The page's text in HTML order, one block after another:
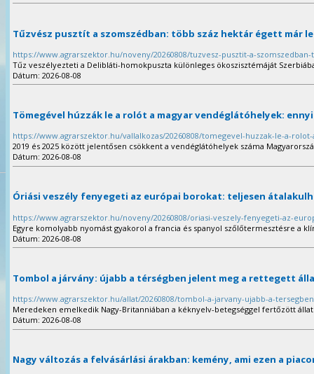
Tűzvész pusztít a szomszédban: több száz hektár égett már le
https://www.agrarszektor.hu/noveny/20260808/tuzvesz-pusztit-a-
Tűz veszélyezteti a Delibláti-homokpuszta különleges ökoszisztémáját
Dátum: 2026-08-08
Tömegével húzzák le a rolót a magyar vendéglátóhelyek:
https://www.agrarszektor.hu/vallalkozas/20260808/tomegevel-huzzak-le-a-
2019 és 2025 között jelentősen csökkent a vendéglátóhelyek száma
Dátum: 2026-08-08
Óriási veszély fenyegeti az európai borokat: teljesen
https://www.agrarszektor.hu/noveny/20260808/oriasi-veszely-fenyegeti-az-
Egyre komolyabb nyomást gyakorol a francia és spanyol szőlőtermesztésre a
Dátum: 2026-08-08
Tombol a járvány: újabb a térségben jelent meg a rettegett
https://www.agrarszektor.hu/allat/20260808/tombol-a-jarvany-ujabb-a-
Meredeken emelkedik Nagy-Britanniában a kéknyelv-betegséggel fertőzött
Dátum: 2026-08-08
Nagy változás a felvásárlási árakban: kemény, ami ezen a